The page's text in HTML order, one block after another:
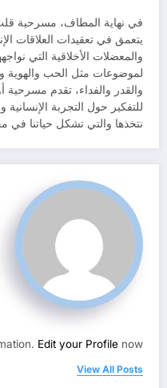
في نهاية المطاف، مسرحية
يتعمق في تعقيدات العلاقات
والمعضلات الأخلاقية التي
لموضوعات مثل الحب والهوية
والقدر والفداء، تقدم مسرحية
للتفكير حول التجربة الإنسانية
نتخذها والتي تشكل حياتنا في
Edit your Profile now.
View All Posts